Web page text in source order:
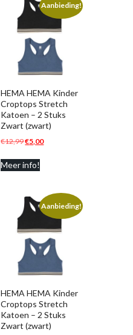
Aanbieding!
HEMA HEMA Kinder
Croptops Stretch
Katoen – 2 Stuks
Zwart (zwart)
€12,99Oorspronkelijke
was:
€5,00Huidige
Meer info!
Aanbieding!
HEMA HEMA Kinder
Croptops Stretch
Katoen – 2 Stuks
Zwart (zwart)